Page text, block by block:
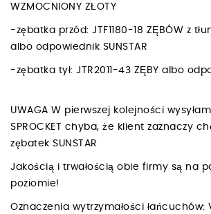
WZMOCNIONY ZŁOTY
-zębatka przód: JTF1180-18 ZĘBÓW z
albo odpowiednik SUNSTAR
-zębatka tył: JTR2011-43 ZĘBY albo
UWAGA W pierwszej kolejności
SPROCKET chyba, że klient zaznaczy
zębatek SUNSTAR
Jakością i trwałością obie firmy są na
poziomie!
Oznaczenia wytrzymałości łańcuchów: